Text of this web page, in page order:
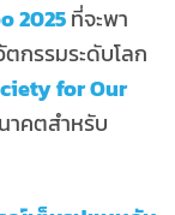
2025ที่จะพา
กรรมระดับโลก
for Our
าคตสำหรับ